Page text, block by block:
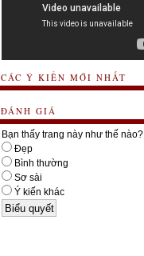
CÁC Ý KIẾN MỚI NHẤT
ĐÁNH GIÁ
Bạn thấy trang này như thế nào?
Đẹp
Bình thường
Sơ sài
Ý kiến khác